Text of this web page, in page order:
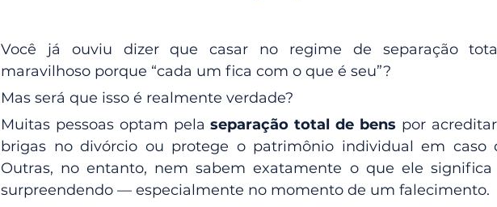
Você já ouviu dizer que casar no regime de separação
maravilhoso porque “cada um fica com o que é seu”?
Mas será que isso é realmente verdade?
Muitas pessoas optam pela separação total de bens por
brigas no divórcio ou protege o patrimônio individual em caso
Outras, no entanto, nem sabem exatamente o que ele
surpreendendo — especialmente no momento de um falecimento.